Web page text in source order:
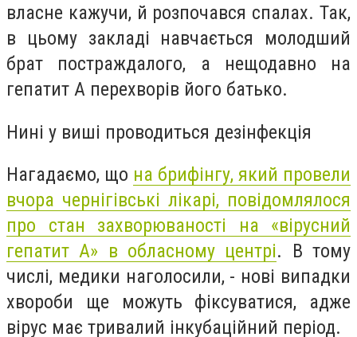
власне кажучи, й розпочався спалах. Так,
в цьому закладі навчається молодший
брат постраждалого, а нещодавно на
гепатит А перехворів його батько.
Нині у виші проводиться дезінфекція
Нагадаємо, що на брифінгу, який провели
вчора чернігівські лікарі, повідомлялося
про стан захворюваності на «вірусний
гепатит А» в обласному центрі. В тому
числі, медики наголосили, - нові випадки
хвороби ще можуть фіксуватися, адже
вірус має тривалий інкубаційний період.